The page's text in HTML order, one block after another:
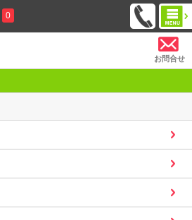
0
お問合せ